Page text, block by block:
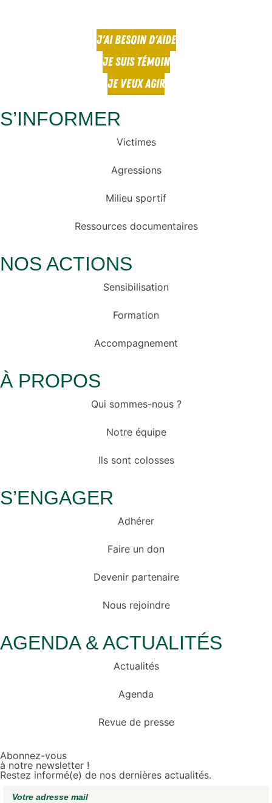
J'AI BESOIN D'AIDE
JE SUIS TÉMOIN
JE VEUX AGIR
S’INFORMER
Victimes
Agressions
Milieu sportif
Ressources documentaires
NOS ACTIONS
Sensibilisation
Formation
Accompagnement
À PROPOS
Qui sommes-nous ?
Notre équipe
Ils sont colosses
S’ENGAGER
Adhérer
Faire un don
Devenir partenaire
Nous rejoindre
AGENDA & ACTUALITÉS
Actualités
Agenda
Revue de presse
Abonnez-vous
à notre newsletter !
Restez informé(e) de nos dernières actualités.